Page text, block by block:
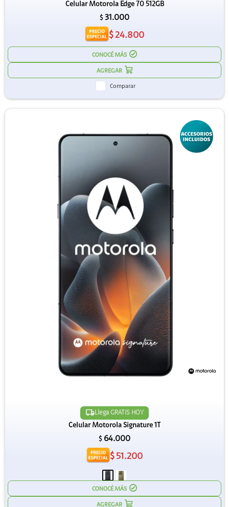
Celular Motorola Edge 70 512GB
$ 31.000
$ 24.800
CONOCÉ MÁS
Comparar
Llega GRATIS HOY
Celular Motorola Signature 1T
$ 64.000
$ 51.200
CONOCÉ MÁS